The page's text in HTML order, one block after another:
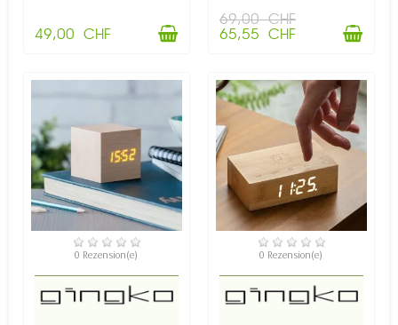
49,00 CHF
69,00 CHF
65,55 CHF
NICHT AUF LAGER
0 Rezension(e)
NICHT AUF LAGER
0 Rezension(e)